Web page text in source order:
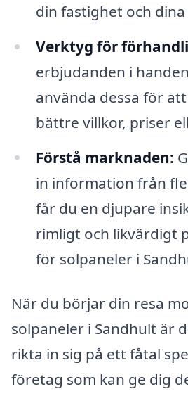
din fastighet och
Verktyg för
erbjudanden i
använda dessa för
bättre villkor, priser
Förstå marknaden:
in information från
får du en djupare
rimligt och likvärdigt
för solpaneler i
När du börjar din resa
solpaneler i Sandhult är
rikta in sig på ett fåtal
företag som kan ge dig